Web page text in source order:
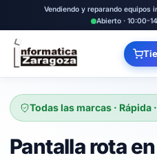
Vendiendo y reparando equipos
Abierto · 10:00-
Todas las marcas · Rápida
Pantalla rota en